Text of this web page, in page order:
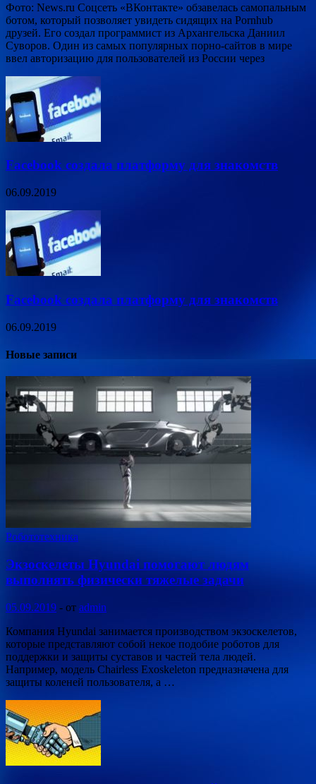
Фото: News.ru Соцсеть «ВКонтакте» обзавелась самопальным
ботом, который позволяет увидеть сидящих на Pornhub
друзей. Его создал программист из Архангельска Даниил
Суворов. Один из самых популярных порно-сайтов в мире
ввел авторизацию для пользователей из России через
Facebook создала платформу для знакомств
06.09.2019
Facebook создала платформу для знакомств
06.09.2019
Новые записи
Робототехника
Экзоскелеты Hyundai помогают людям
выполнять физически тяжелые задачи
05.09.2019 - от admin
Компания Hyundai занимается производством экзоскелетов,
которые представляют собой некое подобие роботов для
поддержки и защиты суставов и частей тела людей.
Например, модель Chairless Exoskeleton предназначена для
защиты коленей пользователя, а …